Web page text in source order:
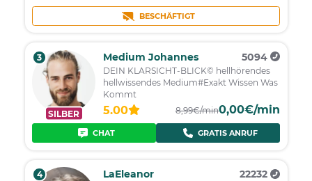
BESCHÄFTIGT
SILBER
3 Medium Johannes 5094
DEIN KLARSICHT-BLICK© hellhörendes
hellwissendes Medium#Exakt Wissen Was
Kommt
5.00 8,99€/min0,00€/min
CHAT GRATIS ANRUF
4 LaEleanor 22232